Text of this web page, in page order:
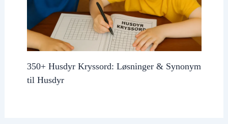
350+ Husdyr Kryssord: Løsninger & Synonym
til Husdyr